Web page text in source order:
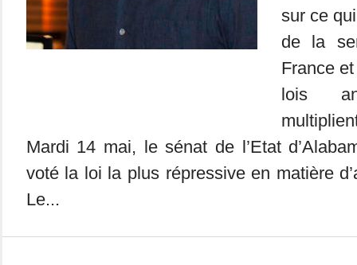
sur ce
de la
France
lois
Mardi 14 mai, le sénat de l’Etat
voté la loi la plus répressive en matière
Le...